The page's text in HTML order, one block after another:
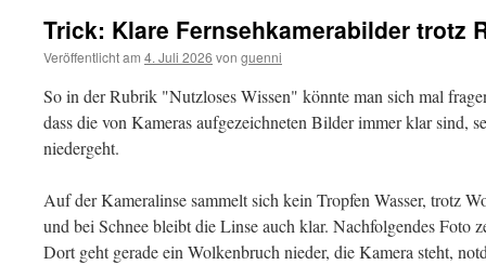
Trick: Klare Fernsehkamerabilder trotz
Veröffentlicht am 4. Juli 2026 von guenni
So in der Rubrik "Nutzloses Wissen" könnte man sich mal
dass die von Kameras aufgezeichneten Bilder immer klar sind,
niedergeht.
Auf der Kameralinse sammelt sich kein Tropfen Wasser, trotz
und bei Schnee bleibt die Linse auch klar. Nachfolgendes Foto
Dort geht gerade ein Wolkenbruch nieder, die Kamera steht,